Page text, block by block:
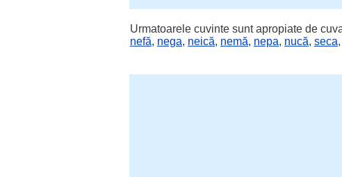
Urmatoarele cuvinte sunt apropiate de
nefă, nega, neică, nemă, nepa, nucă, seca,